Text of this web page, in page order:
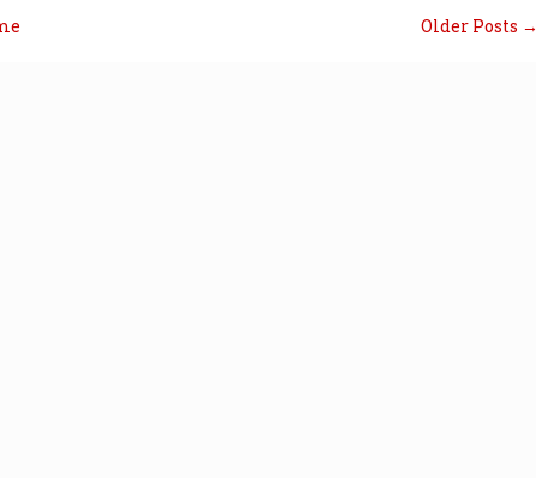
Older Posts →